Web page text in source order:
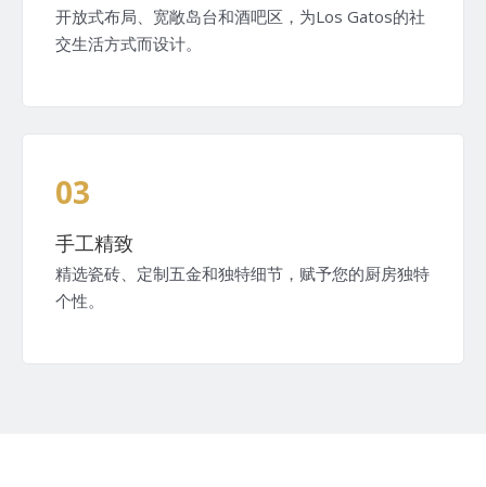
开放式布局、宽敞岛台和酒吧区，为Los Gatos的社
交生活方式而设计。
03
手工精致
精选瓷砖、定制五金和独特细节，赋予您的厨房独特
个性。